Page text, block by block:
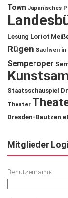
Town Japanisches
Lesung Loriot
Rügen Sachsen in
Semperoper
Staatsschauspiel
Theater
Dresden-Bautzen
Mitglieder
Benutzername